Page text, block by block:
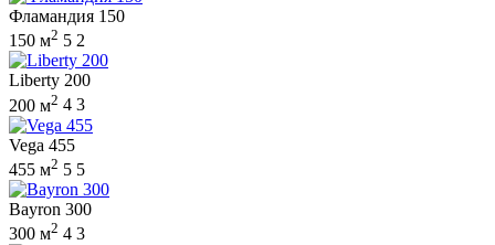
Фламандия 150
150 м2 5 2
Liberty 200
200 м2 4 3
Vega 455
455 м2 5 5
Bayron 300
300 м2 4 3